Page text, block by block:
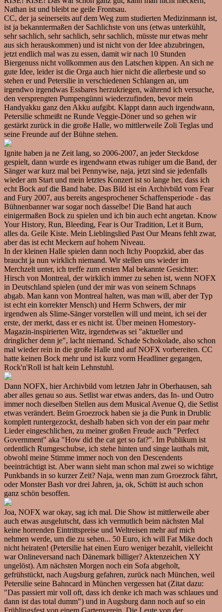
Nathan ist und bleibt ne geile Frontsau.
CC, der ja seinerseits auf dem Weg zum studierten Medizinmann ist,
ist ja bekanntermaßen der Sachlichste von uns (etwas unterkühlt,
sehr sachlich, sehr sachlich, sehr sachlich, müsste nur etwas mehr
aus sich herauskommen) und ist nicht von der Idee abzubringen,
jetzt endlich mal was zu essen, damit wir nach 10 Stunden
Biergenuss nicht vollkommen aus den Latschen kippen. An sich ne
gute Idee, leider ist die Orga auch hier nicht die allerbeste und so
stehen er und Petersilie in verschiedenen Schlangen an, um
irgendwo irgendwas Essbares herzukriegen, während ich versuche,
den versprengten Pumpengünni wiederzufinden, bevor mein
Handyakku ganz den Akku aufgibt. Klappt dann auch irgendwann,
Petersilie schmeißt ne Runde Veggie-Döner und so gehen wir
gestärkt zurück in die große Halle, wo mittlerweile Zoli Teglas und
seine Freunde auf der Bühne stehen.
Ignite haben ja ne Zeit lang, so 2006-2007, an jeder Steckdose
gespielt, dann wurde es irgendwann etwas ruhiger um die Band, der
Sänger war kurz mal bei Pennywise, naja, jetzt sind sie jedenfalls
wieder am Start und mein letztes Konzert ist so lange her, dass ich
echt Bock auf die Band habe. Das Bild ist ein Archivbild vom Fear
and Fury 2007, aus bereits angesprochener Schaffensperiode - das
Bühnenbanner war sogar noch dasselbe! Die Band hat auch
einigermaßen Bock zu spielen und ich bin auch echt angetan. Know
Your History, Run, Bleeding, Fear is Our Tradition, Let it Burn,
alles da. Geile Kiste. Mein Lieblingslied Past Our Means fehlt zwar,
aber das ist echt Meckern auf hohem Niveau.
In der kleinen Halle spielen dann noch Itchy Poopzkid, aber das
braucht ja nun wirklich niemand. Wir stellen uns wieder im
Merchzelt unter, ich treffe zum ersten Mal bekannte Gesichter:
Hirsch von Montreal, der wirklich immer zu sehen ist, wenn NOFX
in Deutschland spielen (und der mir was von seinem Schnaps
abgab. Man kann von Montreal halten, was man will, aber der Typ
ist echt ein korrekter Mensch) und Herrn Schwers, der mir
irgendwen als Slime-Sänger vorstellen will und meint, ich sei der
erste, der merkt, dass er es nicht ist. Über meinen Homestory-
Magazin-inspirierten Witz, irgendetwas sei "aktueller und
dringlicher denn je", lacht niemand. Schade Schokolade, also schon
mal wieder rein in die große Halle und auf NOFX vorbereiten. CC
hatte keinen Bock mehr und ist kurz vorm Headliner gegangen,
Rock'n'Roll ist halt kein Lehnstuhl.
Dann NOFX, hier Archivbild vom letzten Jahr in Oberhausen, sah
aber alles genau so aus. Setlist war etwas anders, das In- und Outro
immer noch dieselben Stellen aus dem Musical Avenue Q, die Setlist
etwas verändert. Beim Groezrock haben sie ja die Punk in Drublic
komplett runtergezockt, deshalb haben sich von der ein paar mehr
Lieder eingeschlichen, zu meiner großen Freude auch "Perfect
Government" aka "How did the cat get so fat?". Im Publikum ist
ordentlich Rumgeschubse, ich stehe hinten und singe lauthals mit,
obwohl meine Stimme immer noch von den Descendents
beeinträchtigt ist. Aber wann sieht man schon mal zwei so wichtige
Punkbands in so kurzer Zeit? Naja, wenn man zum Groezrock fährt,
oder Monster Bash vor drei Jahren, ja, ok, Schütt ist auch schon
ganz schön besoffen.
Joa, NOFX war okay, sag ich mal. Die Show ist mittlerweile aber
auch etwas ausgelutscht, dass ich vermutlich beim nächsten Mal
keine horrenden Eintrittspreise und Weltreisen mehr auf mich
nehmen werde, um die zu sehen... 50 Euro, ich will Fat Mike doch
nicht heiraten! (Petersilie hat einen Euro weniger bezahlt, vielleicht
war Onlineversand nach Dänemark billiger? Aktenzeichen XY
ungelöst). Am nächsten Morgen noch ein Sofa abgeholt,
gefrühstückt, nach Augsburg gefahren, zurück nach München, weil
Petersilie seine Bahncard in München vergessen hat (Zitat dazu:
"Das passiert mir voll oft, dass ich denke ich mach was schlaues und
dann ist das total dumm") und in Augsburg dann noch auf so ein
Frühlingsfest von einem Gartenverein. Die Leute von der